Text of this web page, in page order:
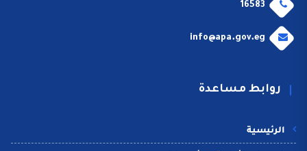
16583
info@apa.gov.eg
روابط مساعدة
الرئيسية